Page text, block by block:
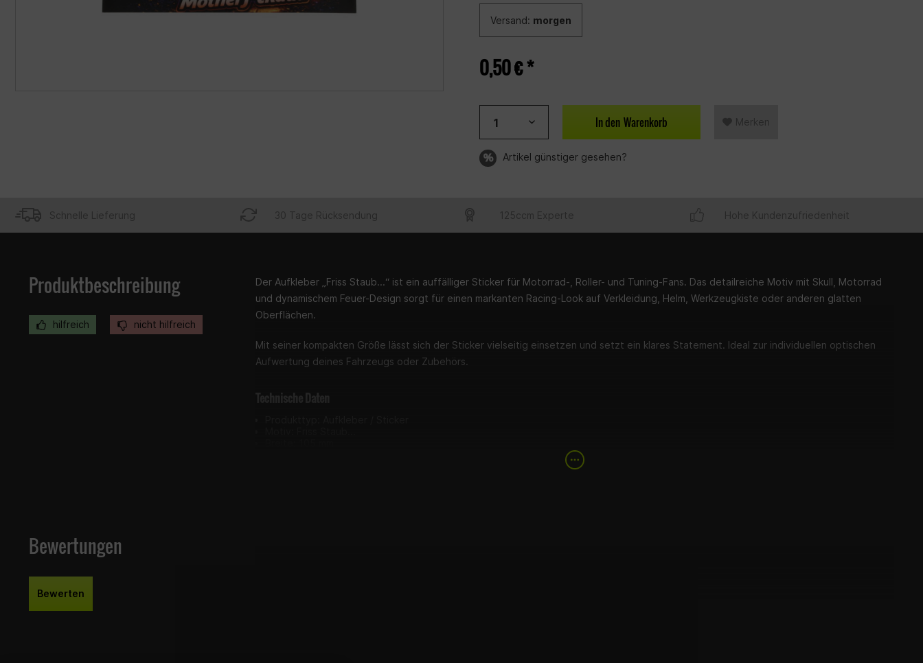
Versand: morgen
0,50 € *
In den Warenkorb Merken
Artikel günstiger gesehen?
Schnelle Lieferung 30 Tage Rücksendung 125ccm Experte Hohe Kundenzufriedenheit
Produktbeschreibung
hilfreich nicht hilfreich
Der Aufkleber „Friss Staub...“ ist ein auffälliger Sticker für Motorrad-, Roller- und Tuning-Fans. Das detailreiche Motiv mit Skull, Motorrad
und dynamischem Feuer-Design sorgt für einen markanten Racing-Look auf Verkleidung, Helm, Werkzeugkiste oder anderen glatten
Oberflächen.
Mit seiner kompakten Größe lässt sich der Sticker vielseitig einsetzen und setzt ein klares Statement. Ideal zur individuellen optischen
Aufwertung deines Fahrzeugs oder Zubehörs.
Technische Daten
Bewertungen
Bewerten